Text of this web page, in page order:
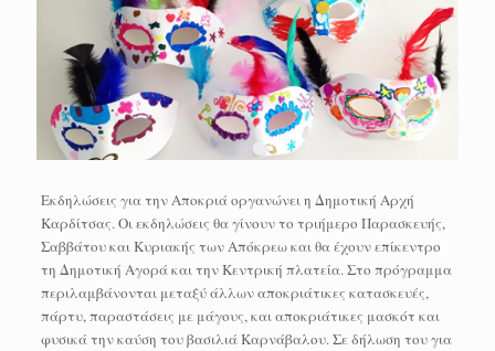
Εκδηλώσεις για την Αποκριά οργανώνει η Δημοτική Αρχή
Καρδίτσας. Οι εκδηλώσεις θα γίνουν το τριήμερο Παρασκευής,
Σαββάτου και Κυριακής των Απόκρεω και θα έχουν επίκεντρο
τη Δημοτική Αγορά και την Κεντρική πλατεία. Στο πρόγραμμα
περιλαμβάνονται μεταξύ άλλων αποκριάτικες κατασκευές,
πάρτυ, παραστάσεις με μάγους, και αποκριάτικες μασκότ και
φυσικά την καύση του βασιλιά Καρνάβαλου. Σε δήλωση του για